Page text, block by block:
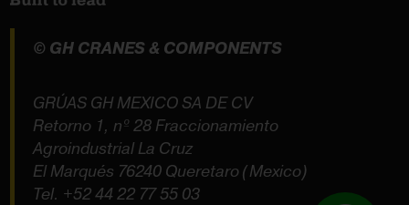
© GH CRANES & COMPONENTS
GRÚAS GH MEXICO SA DE CV
Retorno 1, nº 28 Fraccionamiento
Agroindustrial La Cruz
El Marqués 76240 Queretaro (Mexico)
Tel. +52 44 22 77 55 03